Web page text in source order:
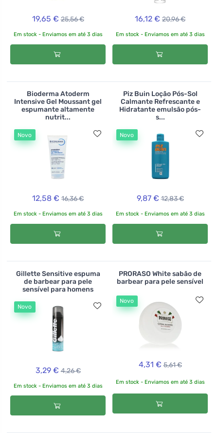
19,65 € 25,56 €
Em stock - Enviamos em até 3 dias
16,12 € 20,96 €
Em stock - Enviamos em até 3 dias
Bioderma Atoderm
Intensive Gel Moussant gel
espumante altamente
nutrit...
Novo
12,58 € 16,36 €
Em stock - Enviamos em até 3 dias
Piz Buin Loção Pós-Sol
Calmante Refrescante e
Hidratante emulsão pós-
s...
Novo
9,87 € 12,83 €
Em stock - Enviamos em até 3 dias
Gillette Sensitive espuma
de barbear para pele
sensível para homens
Novo
3,29 € 4,26 €
Em stock - Enviamos em até 3 dias
PRORASO White sabão de
barbear para pele sensível
Novo
4,31 € 5,61 €
Em stock - Enviamos em até 3 dias